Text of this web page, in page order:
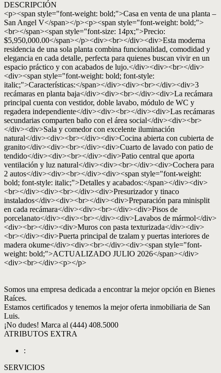
DESCRIPCIÓN
<p><span style="font-weight: bold;">Casa en venta de una planta –
San Angel V</span></p><p><span style="font-weight: bold;">
<br></span><span style="font-size: 14px;">Precio:
$5,950,000.00</span></p><div><br></div><div>Esta moderna
residencia de una sola planta combina funcionalidad, comodidad y
elegancia en cada detalle, perfecta para quienes buscan vivir en un
espacio práctico y con acabados de lujo.</div><div><br></div>
<div><span style="font-weight: bold; font-style:
italic;">Características:</span></div><div><br></div><div>3
recámaras en planta baja</div><div><br></div><div>La recámara
principal cuenta con vestidor, doble lavabo, módulo de WC y
regadera independiente</div><div><br></div><div>Las recámaras
secundarias comparten baño con el área social</div><div><br>
</div><div>Sala y comedor con excelente iluminación
natural</div><div><br></div><div>Cocina abierta con cubierta de
granito</div><div><br></div><div>Cuarto de lavado con patio de
tendido</div><div><br></div><div>Patio central que aporta
ventilación y luz natural</div><div><br></div><div>Cochera para
2 autos</div><div><br></div><div><span style="font-weight:
bold; font-style: italic;">Detalles y acabados:</span></div><div>
<br></div><div><br></div><div>Presurizador y tinaco
instalados</div><div><br></div><div>Preparación para minisplit
en cada recámara</div><div><br></div><div>Pisos de
porcelanato</div><div><br></div><div>Lavabos de mármol</div>
<div><br></div><div>Muros con pasta texturizada</div><div>
<br></div><div>Puerta principal de tzalam y puertas interiores de
madera okume</div><div><br></div><div><span style="font-
weight: bold;">ACTUALIZADO JULIO 2026</span></div>
<div><br></div><p></p>
Somos una empresa dedicada a encontrar la mejor opción en Bienes
Raíces.
Estamos certificados y tenemos la mejor oferta inmobiliaria de San
Luis.
¡No dudes! Marca al (444) 408.5000
ATRIBUTOS EXTRA
:
SERVICIOS